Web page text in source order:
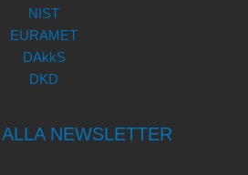
NIST
EURAMET
DAkkS
DKD
NEWSLETTER